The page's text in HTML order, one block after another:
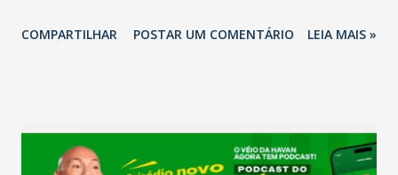
relação ao último trimestre deste ano, 56% também
confraternizações de fim de ano e pelo pagamento do 13º
Salário para um número maior de trabalhadores, já que o
COMPARTILHAR POSTAR UM COMENTÁRIO LEIA MAIS »